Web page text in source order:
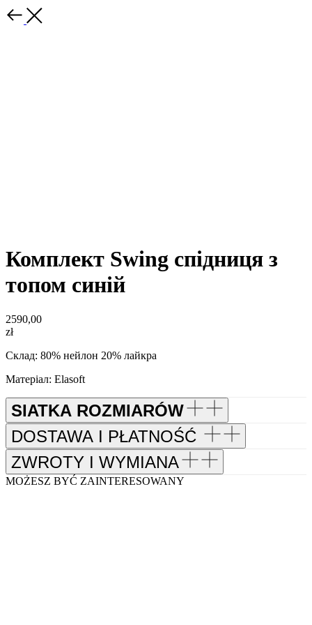
Комплект Swing спідниця з
топом синій
2590,00
zł
Склад: 80% нейлон 20% лайкра
Матеріал: Elasoft
SIATKA ROZMIARÓW
DOSTAWA I PŁATNOŚĆ
ZWROTY I WYMIANA
MOŻESZ BYĆ ZAINTERESOWANY